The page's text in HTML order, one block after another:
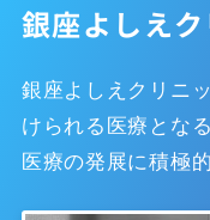
銀座よしえ
銀座よしえクリニ
けられる医療とな
医療の発展に積極